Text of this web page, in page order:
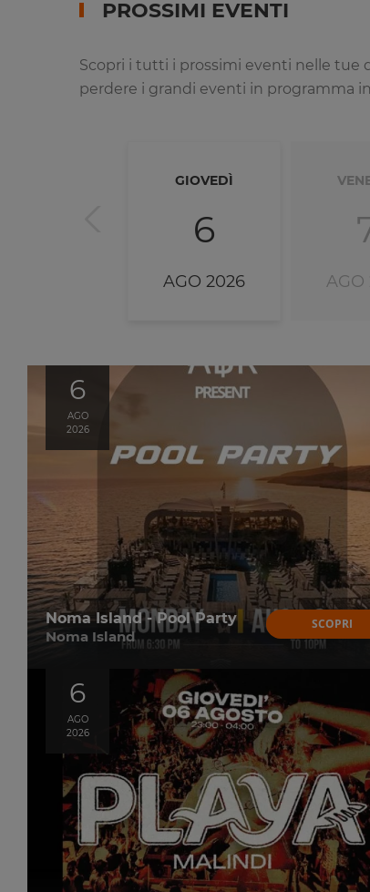
PROSSIMI EVENTI
Scopri i tutti i prossimi eventi nelle tue
perdere i grandi eventi in programma
GIOVEDÌ
6
AGO 2026 AGO
6
AGO
2026
Noma Island - Pool Party
Noma Island
SCOPRI
6
AGO
2026